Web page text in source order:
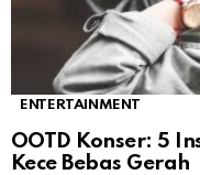
ENTERTAINMENT
OOTD Konser: 5
Kece Bebas Gerah